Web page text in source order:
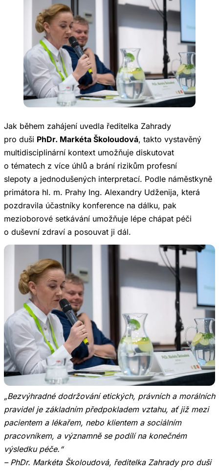
Jak během zahájení uvedla ředitelka Zahrady
pro duši PhDr. Markéta Školoudová, takto vystavěný
multidisciplinární kontext umožňuje diskutovat
o tématech z více úhlů a brání rizikům profesní
slepoty a jednodušených interpretací. Podle náměstkyně
primátora hl. m. Prahy Ing. Alexandry Udženija, která
pozdravila účastníky konference na dálku, pak
mezioborové setkávání umožňuje lépe chápat péči
o duševní zdraví a posouvat ji dál.
„Bezvýhradné dodržování etických, právních a morálních
pravidel je základním předpokladem vztahu, ať již mezi
pacientem a lékařem, nebo klientem a sociálním
pracovníkem, a významně se podílí na konečném
výsledku péče.“
– PhDr. Markéta Školoudová, ředitelka Zahrady pro duši